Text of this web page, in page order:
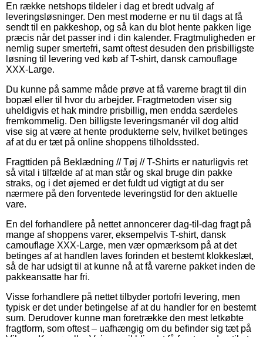
En række netshops tildeler i dag et bredt udvalg af
leveringsløsninger. Den mest moderne er nu til dags at få
sendt til en pakkeshop, og så kan du blot hente pakken lige
præcis når det passer ind i din kalender. Fragtmuligheden er
nemlig super smertefri, samt oftest desuden den prisbilligste
løsning til levering ved køb af T-shirt, dansk camouflage
XXX-Large.
Du kunne på samme måde prøve at få varerne bragt til din
bopæl eller til hvor du arbejder. Fragtmetoden viser sig
uheldigvis et hak mindre prisbillig, men endda særdeles
fremkommelig. Den billigste leveringsmanér vil dog altid
vise sig at være at hente produkterne selv, hvilket betinges
af at du er tæt på online shoppens tilholdssted.
Fragttiden på Beklædning // Tøj // T-Shirts er naturligvis ret
så vital i tilfælde af at man står og skal bruge din pakke
straks, og i det øjemed er det fuldt ud vigtigt at du ser
nærmere på den forventede leveringstid for den aktuelle
vare.
En del forhandlere på nettet annoncerer dag-til-dag fragt på
mange af shoppens varer, eksempelvis T-shirt, dansk
camouflage XXX-Large, men vær opmærksom på at det
betinges af at handlen laves forinden et bestemt klokkeslæt,
så de har udsigt til at kunne nå at få varerne pakket inden de
pakkeansatte har fri.
Visse forhandlere på nettet tilbyder portofri levering, men
typisk er det under betingelse af at du handler for en bestemt
sum. Derudover kunne man foretrække den mest letkøbte
fragtform, som oftest – uafhængig om du befinder sig tæt på